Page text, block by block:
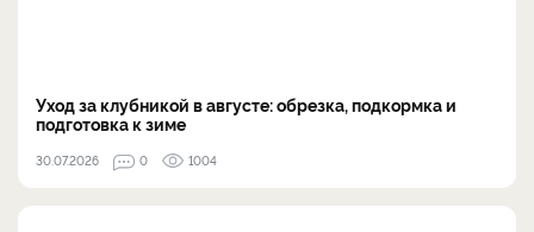
Уход за клубникой в августе: обрезка, подкормка и
подготовка к зиме
30.07.2026 0 1004